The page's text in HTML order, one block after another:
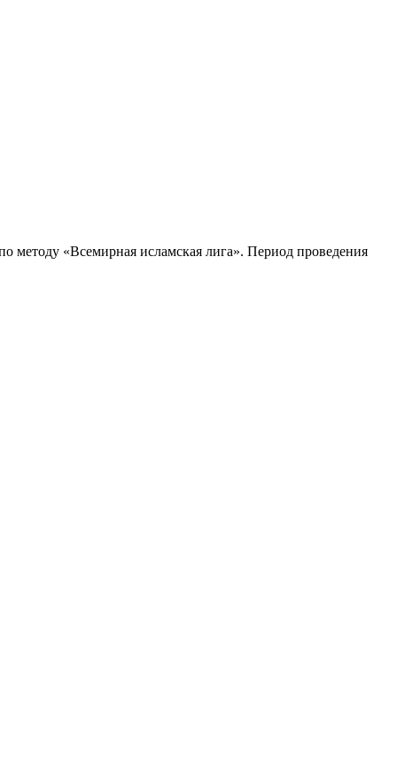
методу «Всемирная исламская лига». Период проведения